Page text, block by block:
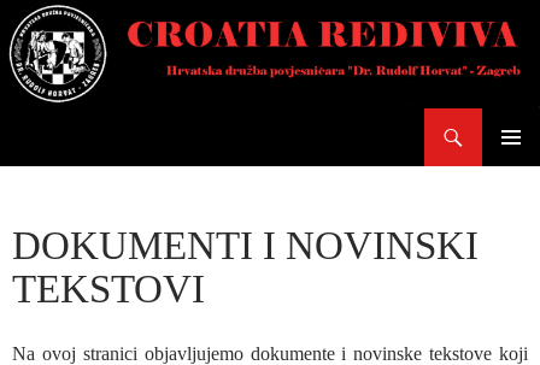
Skoči
do
sadržaja
DOKUMENTI I NOVINSKI
TEKSTOVI
Na ovoj stranici objavljujemo dokumente i novinske tekstove koji